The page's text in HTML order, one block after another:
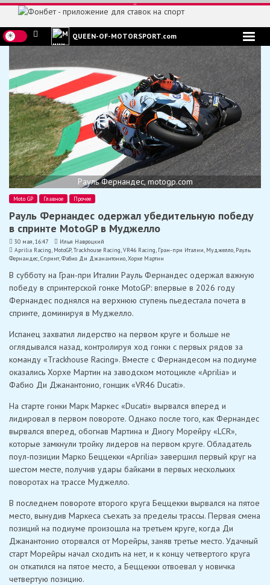
Перейти
содержимому
QUEEN-OF-MOTORSPORT.com
Рауль Фернандес, motogp.com
Moto GP Главное Прочее
Рауль Фернандес одержал убедительную победу
в спринте MotoGP в Муджелло
30 мая, 16:47
Илья Навроцкий
Aprilia Racing, MotoGP,Trackhouse Racing,VR46 Racing, Гран-при Италии, Муджелло, Рауль
Фернандес,Спринт,Фабио Ди Джанантонио,Хорхе Мартин
В субботу на Гран-при Италии Рауль Фернандес одержал важную
победу в спринтерской гонке MotoGP: впервые в 2026 году
Фернандес поднялся на верхнюю ступень пьедестала почета в
спринте, доминируя в Муджелло.
Испанец захватил лидерство на первом круге и больше не
оглядывался назад, контролируя ход гонки с первых рядов за
команду «Trackhouse Racing». Вместе с Фернандесом на подиуме
оказались Хорхе Мартин на заводском мотоцикле «Aprilia» и
Фабио Ди Джанантонио, гонщик «VR46 Ducati».
На старте гонки Марк Маркес «Ducati» вырвался вперед и
лидировал в первом повороте. Однако после того, как Фернандес
вырвался вперед, обогнав Мартина и Диогу Морейру «LCR»,
которые замкнули тройку лидеров на первом круге. Обладатель
поул-позиции Марко Беццекки «Aprilia» завершил первый круг на
шестом месте, получив удары байками в первых нескольких
поворотах на трассе Муджелло.
В последнем повороте второго круга Беццекки вырвался на пятое
место, вынудив Маркеса съехать за пределы трассы. Первая смена
позиций на подиуме произошла на третьем круге, когда Ди
Джанантонио оторвался от Морейры, заняв третье место. Удачный
старт Морейры начал сходить на нет, и к концу четвертого круга
он откатился на пятое место, а Беццекки отвоевал у новичка
четвертую позицию.